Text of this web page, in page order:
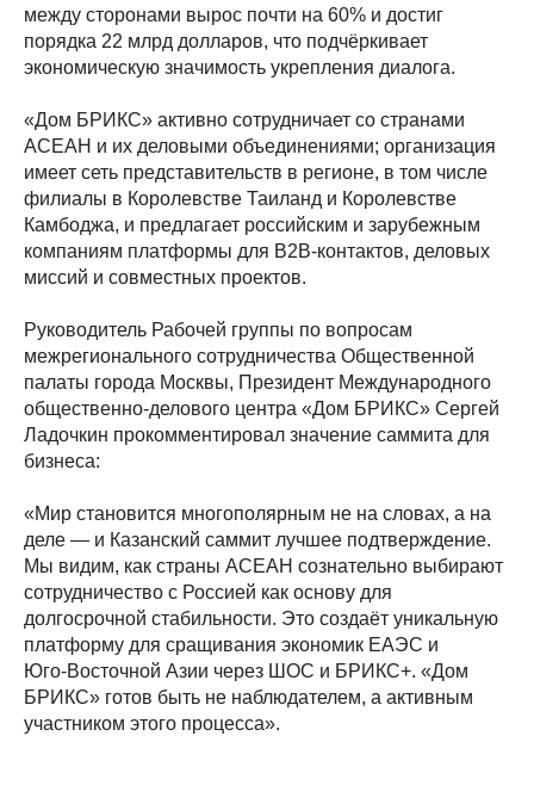
между сторонами вырос почти на 60% и достиг
порядка 22 млрд долларов, что подчёркивает
экономическую значимость укрепления диалога.
«Дом БРИКС» активно сотрудничает со странами
АСЕАН и их деловыми объединениями; организация
имеет сеть представительств в регионе, в том числе
филиалы в Королевстве Таиланд и Королевстве
Камбоджа, и предлагает российским и зарубежным
компаниям платформы для B2B‑контактов, деловых
миссий и совместных проектов.
Руководитель Рабочей группы по вопросам
межрегионального сотрудничества Общественной
палаты города Москвы, Президент Международного
общественно‑делового центра «Дом БРИКС» Сергей
Ладочкин прокомментировал значение саммита для
бизнеса:
«Мир становится многополярным не на словах, а на
деле — и Казанский саммит лучшее подтверждение.
Мы видим, как страны АСЕАН сознательно выбирают
сотрудничество с Россией как основу для
долгосрочной стабильности. Это создаёт уникальную
платформу для сращивания экономик ЕАЭС и
Юго‑Восточной Азии через ШОС и БРИКС+. «Дом
БРИКС» готов быть не наблюдателем, а активным
участником этого процесса».